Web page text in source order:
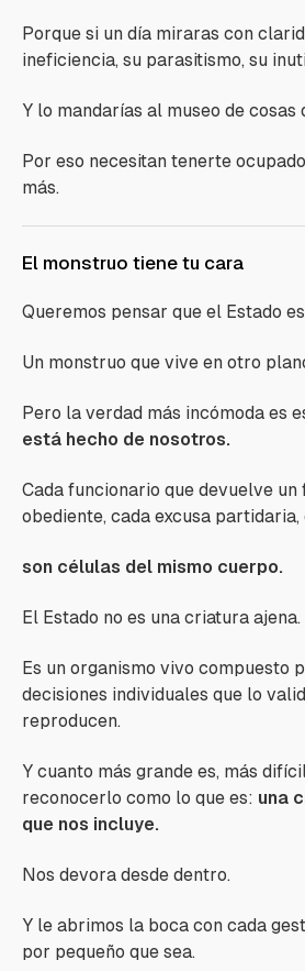
Porque si un día miraras con
ineficiencia, su parasitismo, su
Y lo mandarías al museo de cosas
Por eso necesitan tenerte
más.
El monstruo tiene tu cara
Queremos pensar que el Estado
Un monstruo que vive en otro
Pero la verdad más incómoda es
está hecho de nosotros.
Cada funcionario que devuelve un
obediente, cada excusa
son células del mismo cuerpo.
El Estado no es una criatura ajena.
Es un organismo vivo compuesto
decisiones individuales que lo
reproducen.
Y cuanto más grande es, más
reconocerlo como lo que es: una
que nos incluye.
Nos devora desde dentro.
Y le abrimos la boca con cada
por pequeño que sea.